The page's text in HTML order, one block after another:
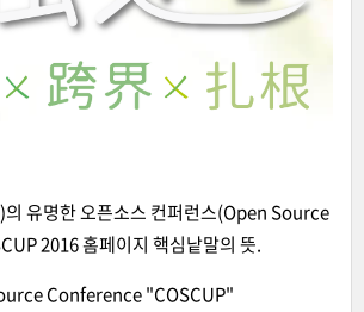
유명한 오픈소스 컨퍼런스(Open Source
2016 홈페이지 핵심낱말의 뜻.
Conference "COSCUP"